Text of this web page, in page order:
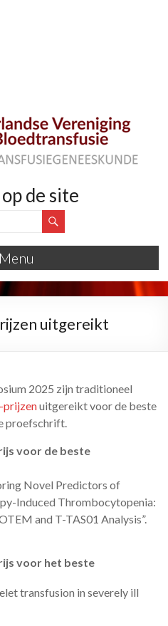
de site
Menu
uitgereikt
2025 zijn traditioneel
prijzenuitgereikt voor de beste
proefschrift.
voor de beste
Novel Predictors of
Induced Thrombocytopenia:
and T-TAS01 Analysis”.
voor het beste
transfusion in severely ill